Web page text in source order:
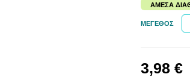
ΆΜΕΣΑ
ΜΈΓΕΘΟΣ
3,98 €